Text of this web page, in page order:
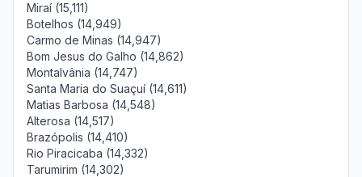
Miraí (15,111)
Botelhos (14,949)
Carmo de Minas (14,947)
Bom Jesus do Galho (14,862)
Montalvânia (14,747)
Santa Maria do Suaçuí (14,611)
Matias Barbosa (14,548)
Alterosa (14,517)
Brazópolis (14,410)
Rio Piracicaba (14,332)
Tarumirim (14,302)